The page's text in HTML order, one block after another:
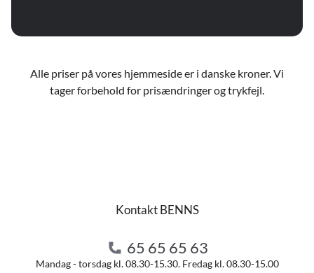
Alle priser på vores hjemmeside er i danske kroner. Vi
tager forbehold for prisændringer og trykfejl.
Kontakt BENNS
65 65 65 63
Mandag - torsdag kl. 08.30-15.30. Fredag kl. 08.30-15.00